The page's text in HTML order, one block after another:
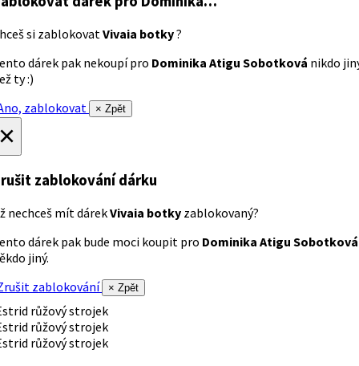
si zablokovatVivaia botky?
dárek pak nekoupí pro Dominika Atigu Sobotková nikdo
ty :)
zablokovat
× Zpět
zablokování dárku
nechceš mít dárekVivaia botky zablokovaný?
dárek pak bude moci koupit pro Dominika Atigu Sobotková
jiný.
zablokování
× Zpět